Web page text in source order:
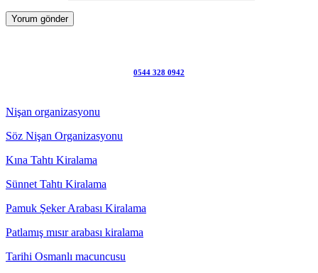
0544 328 0942
Nişan organizasyonu
Söz Nişan Organizasyonu
Kına Tahtı Kiralama
Sünnet Tahtı Kiralama
Pamuk Şeker Arabası Kiralama
Patlamış mısır arabası kiralama
Tarihi Osmanlı macuncusu